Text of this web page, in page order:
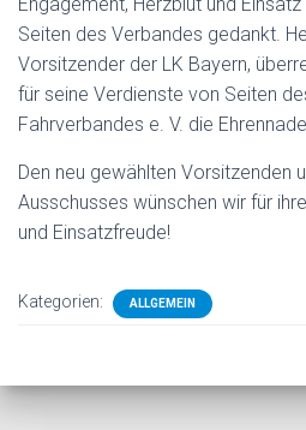
Seiten des Verbandes gedankt.
Vorsitzender der LK Bayern,
für seine Verdienste von Seiten
Fahrverbandes e. V. die
Den neu gewählten Vorsitzenden
Ausschusses wünschen wir für
und Einsatzfreude!
Kategorien: ALLGEMEIN